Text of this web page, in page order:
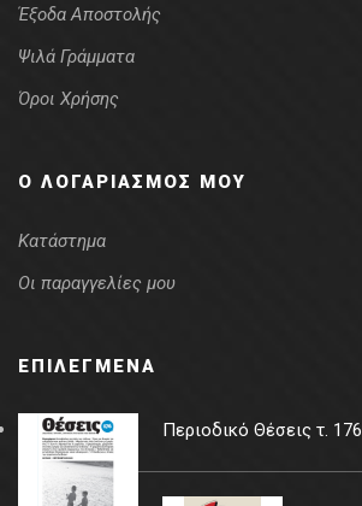
Έξοδα Αποστολής
Ψιλά Γράμματα
Όροι Χρήσης
Ο ΛΟΓΑΡΙΑΣΜΌΣ ΜΟΥ
Κατάστημα
Οι παραγγελίες μου
ΕΠΙΛΕΓΜΈΝΑ
Περιοδικό Θέσεις τ. 176